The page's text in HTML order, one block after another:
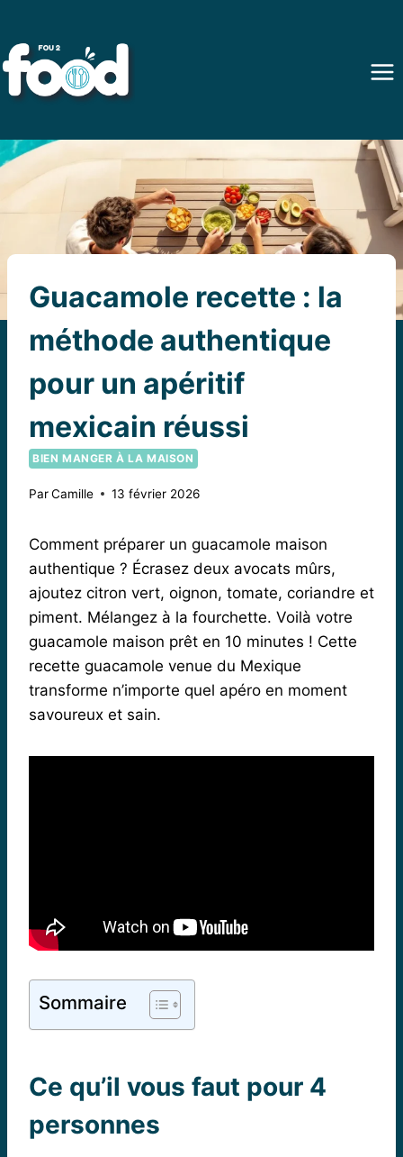
contenu
Guacamole recette : la
méthode authentique
pour un apéritif
mexicain réussi
BIEN MANGER À LA MAISON
ParCamille 13 février 2026
Comment préparer un guacamole maison
authentique ? Écrasez deux avocats mûrs,
ajoutez citron vert, oignon, tomate, coriandre et
piment. Mélangez à la fourchette. Voilà votre
guacamole maison prêt en 10 minutes ! Cette
recette guacamole venue du Mexique
transforme n’importe quel apéro en moment
savoureux et sain.
Sommaire
Ce qu’il vous faut pour 4
personnes